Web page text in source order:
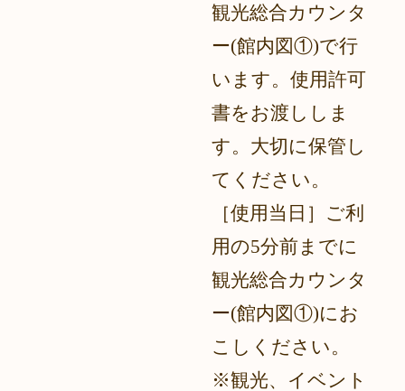
観光総合カウンタ
ー(館内図①)で行
います。使用許可
書をお渡ししま
す。大切に保管し
てください。
［使用当日］ご利
用の5分前までに
観光総合カウンタ
ー(館内図①)にお
こしください。
※観光、イベント